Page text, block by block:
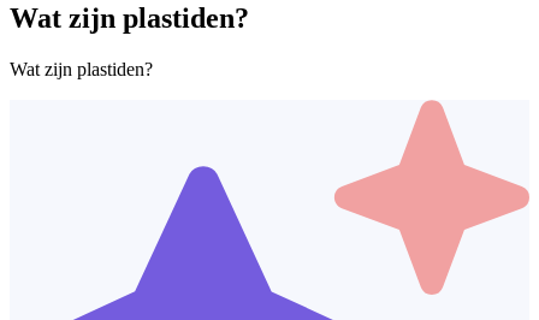
Wat zijn plastiden?
Wat zijn plastiden?